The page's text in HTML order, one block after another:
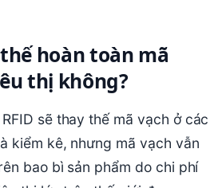
hoàn toàn mã
thị không?
sẽ thay thế mã vạch ở các
kiểm kê, nhưng mã vạch vẫn
bao bì sản phẩm do chi phí